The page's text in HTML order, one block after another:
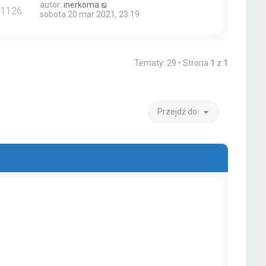
autor:inerkoma
sobota 20 mar 2021, 23:19
Tematy: 29 • Strona 1 z 1
Przejdź do